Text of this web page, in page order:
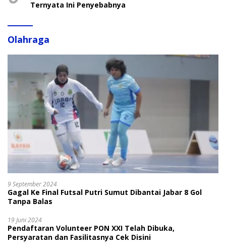
Ternyata Ini Penyebabnya
Olahraga
9 September 2024
Gagal Ke Final Futsal Putri Sumut Dibantai Jabar 8 Gol
Tanpa Balas
19 Juni 2024
Pendaftaran Volunteer PON XXI Telah Dibuka,
Persyaratan dan Fasilitasnya Cek Disini